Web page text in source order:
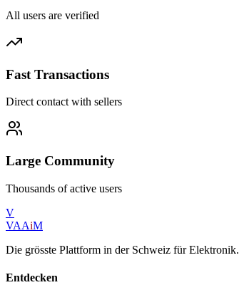
All users are verified
Fast Transactions
Direct contact with sellers
Large Community
Thousands of active users
V
VAAiM
Die grösste Plattform in der Schweiz für Elektronik.
Entdecken